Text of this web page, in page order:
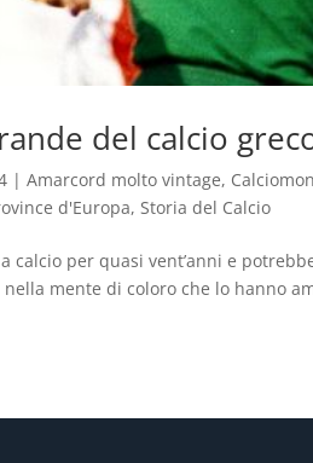
del calcio
|Amarcord molto vintage,
d'Europa,Storia del Calcio
calcio per quasi vent’anni e
mente di coloro che lo hanno